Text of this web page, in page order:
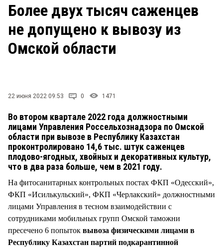
ЗАКОН
НОВОСТИ КОМПАНИЙ
Рейтинги
Блоги
Более двух тысяч саженцев
не допущено к вывозу из
Омской области
22 июня 2022 09:53 0 1471
Во втором квартале 2022 года должностными
лицами Управления Россельхознадзора по Омской
области при вывозе в Республику Казахстан
проконтролировано 14,6 тыс. штук саженцев
плодово-ягодных, хвойных и декоративных культур,
что в два раза больше, чем в 2021 году.
На фитосанитарных контрольных постах ФКП «Одесский»,
ФКП «Исилькульский», ФКП «Черлакский» должностными
лицами Управления в тесном взаимодействии с
сотрудниками мобильных групп Омской таможни
пресечено 6 попыток вывоза физическими лицами в
Республику Казахстан партий подкарантинной